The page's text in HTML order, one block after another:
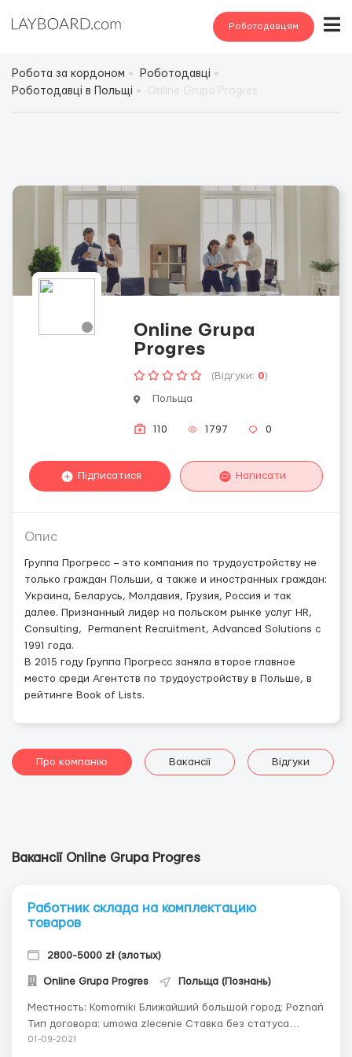
Роботодавцям
Робота за кордоном
Роботодавці
Роботодавці в Польщі
Online Grupa
Progres
(Відгуки: 0)
Польща
110 1797 0
Підписатися Написати
Опис
Группа Прогресс – это компания по трудоустройству не
только граждан Польши, а также и иностранных граждан:
Украина, Беларусь, Молдавия, Грузия, Россия и так
далее. Признанный лидер на польском рынке услуг HR,
Consulting, Permanent Recruitment, Advanced Solutions с
1991 года.
В 2015 году Группа Прогресс заняла второе главное
место среди Агентств по трудоустройству в Польше, в
рейтинге Book of Lists.
Про компанію Вакансії Відгуки
Вакансії Online Grupa Progres
Работник cклада на комплектацию
товаров
2800-5000 zł (злотых)
Online Grupa Progres Польща (Познань)
Местность: Komorniki Ближайший большой город: Poznań
Тип договора: umowa zlecenie Ставка без статуса
студента: от 14,20 zł/час netto до 19,00 zł/час netto,
01-09-2021